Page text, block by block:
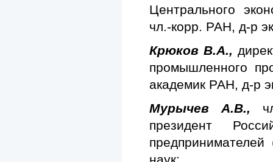
Центрального
чл.-корр. РАН, д-р
Крюков В.А.,
промышленного
академик РАН, д-р
Мурычев А.В.,
президент
наук;